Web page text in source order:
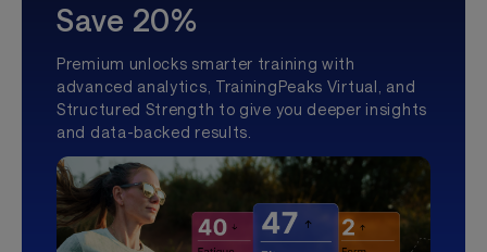
Save 20%
Premium unlocks smarter training with
advanced analytics, TrainingPeaks Virtual, and
Structured Strength to give you deeper insights
and data-backed results.